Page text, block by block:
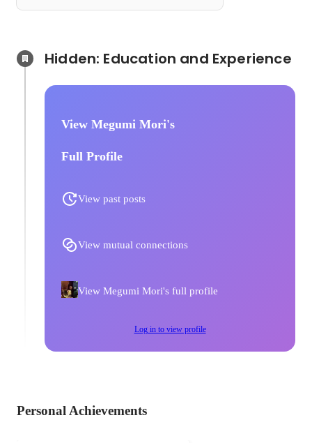
View Megumi Mori's
Full Profile
View past posts
View mutual connections
View Megumi Mori's full profile
Log in to view profile
Personal Achievements